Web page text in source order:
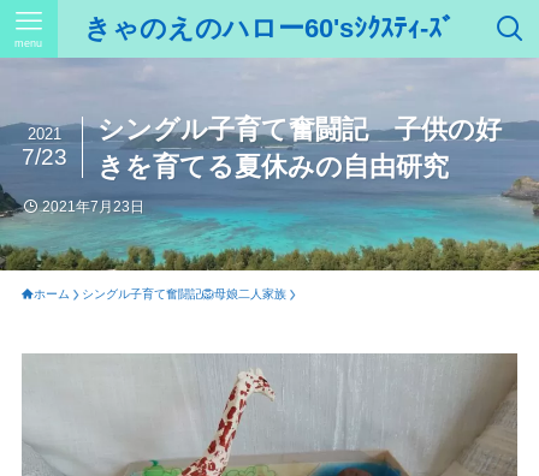
きゃのえのハロー60'sｼｸｽﾃｨ-ｽﾞ
menu
シングル子育て奮闘記 子供の好
きを育てる夏休みの自由研究
2021
7/23
2021年7月23日
ホーム シングル子育て奮闘記🦁母娘二人家族